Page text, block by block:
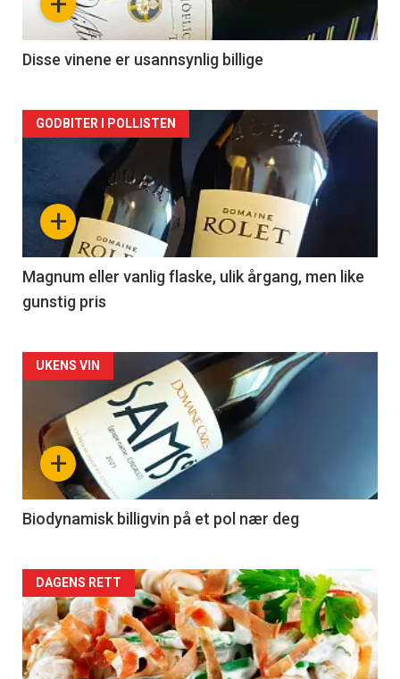
2
Disse vinene er usannsynlig billige
Forsiden
akkurat
nå
3
+
GODBITER I POLLISTEN
Magnum eller vanlig flaske, ulik årgang, men like
gunstig pris
Forsiden
akkurat
nå
4
+
UKENS VIN
Biodynamisk billigvin på et pol nær deg
Forsiden
akkurat
nå
DAGENS RETT